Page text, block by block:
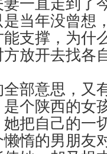
当年没曾想
支撑，为什
放开去找各
部意思，又
个陕西的女
把自己的一
惰的男朋友